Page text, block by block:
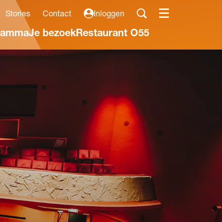
Stories Contact Inloggen
Je bezoekRestaurant O55
Menu